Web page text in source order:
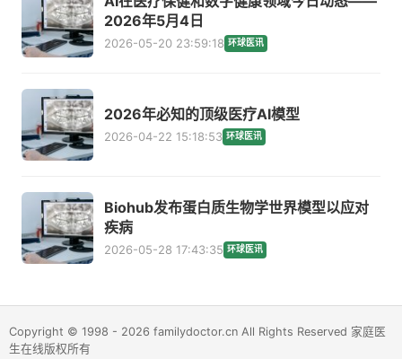
2026年5月4日
2026-05-20 23:59:18 环球医讯
2026年必知的顶级医疗AI模型
2026-04-22 15:18:53 环球医讯
Biohub发布蛋白质生物学世界模型以应对
疾病
2026-05-28 17:43:35 环球医讯
Copyright © 1998 - 2026 familydoctor.cn All Rights Reserved 家庭医
生在线版权所有